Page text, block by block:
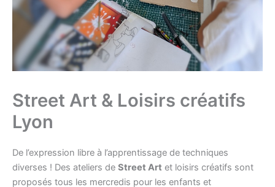
Street Art & Loisirs créatifs
Lyon
De l’expression libre à l’apprentissage de techniques
diverses ! Des ateliers de Street Art et loisirs créatifs sont
proposés tous les mercredis pour les enfants et